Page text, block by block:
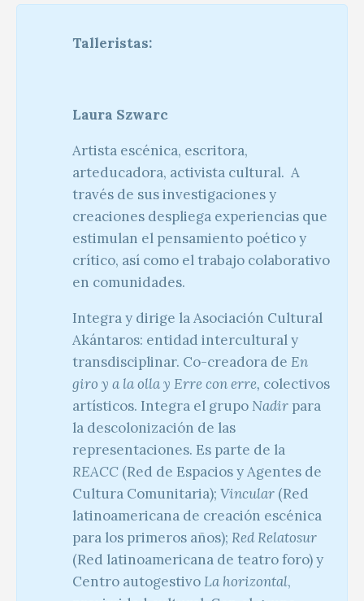
Talleristas:
Laura Szwarc
Artista escénica, escritora,
arteducadora, activista cultural. A
través de sus investigaciones y
creaciones despliega experiencias que
estimulan el pensamiento poético y
crítico, así como el trabajo colaborativo
en comunidades.
Integra y dirige la Asociación Cultural
Akántaros: entidad intercultural y
transdisciplinar. Co-creadora de En
giro y a la olla y Erre con erre, colectivos
artísticos. Integra el grupo Nadir para
la descolonización de las
representaciones. Es parte de la
REACC (Red de Espacios y Agentes de
Cultura Comunitaria); Vincular (Red
latinoamericana de creación escénica
para los primeros años); Red Relatosur
(Red latinoamericana de teatro foro) y
Centro autogestivoLa horizontal,